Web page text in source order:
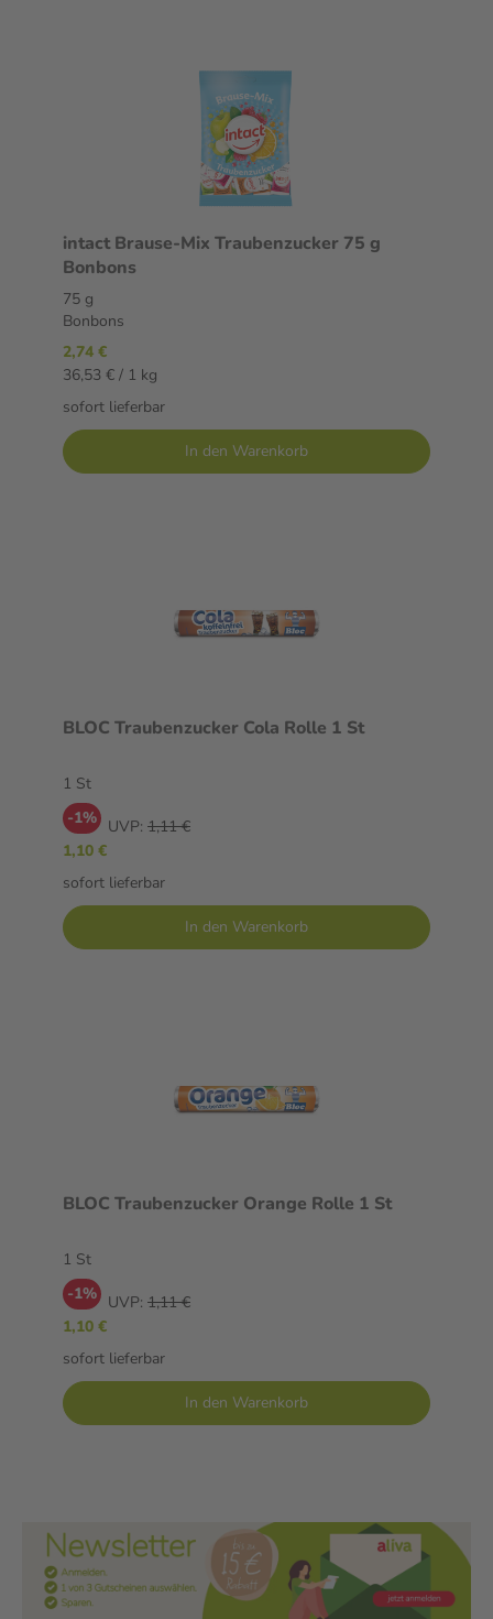
intact Brause-Mix Traubenzucker 75 g
Bonbons
75 g
Bonbons
2,74 €
36,53 € / 1 kg
sofort lieferbar
In den Warenkorb
BLOC Traubenzucker Cola Rolle 1 St
1 St
-1% UVP: 1,11 €
1,10 €
sofort lieferbar
In den Warenkorb
BLOC Traubenzucker Orange Rolle 1 St
1 St
-1% UVP: 1,11 €
1,10 €
sofort lieferbar
In den Warenkorb